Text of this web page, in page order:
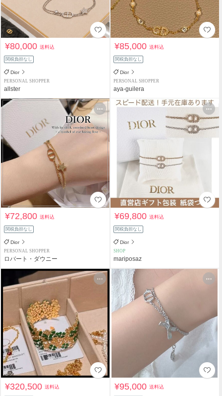
¥80,000送料込
関税負担なし
Dior
PERSONAL SHOPPER
allster
¥85,000送料込
関税負担なし
Dior
PERSONAL SHOPPER
aya-guilera
¥72,800送料込
関税負担なし
Dior
PERSONAL SHOPPER
ロバート・ダウニー
¥69,800送料込
関税負担なし
Dior
SHOP
mariposaz
¥320,500送料込 ¥95,000送料込